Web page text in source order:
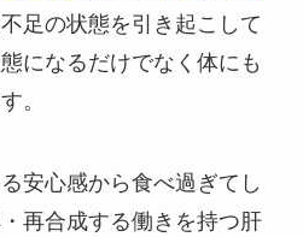
足の状態を引き起こして
になるだけでなく体にも
。
安心感から食べ過ぎてし
再合成する働きを持つ肝